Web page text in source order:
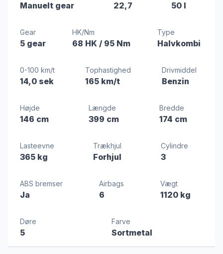
Manuelt gear 22,7 50 l
Gear
5 gear
HK/Nm
68 HK/ 95 Nm
Type
Halvkombi
0-100 km/t
14,0 sek
Tophastighed
165 km/t
Drivmiddel
Benzin
Højde
146 cm
Længde
399 cm
Bredde
174 cm
Lasteevne
365 kg
Trækhjul
Forhjul
Cylindre
3
ABS bremser
Ja
Airbags
6
Vægt
1120 kg
Døre
5
Farve
Sortmetal